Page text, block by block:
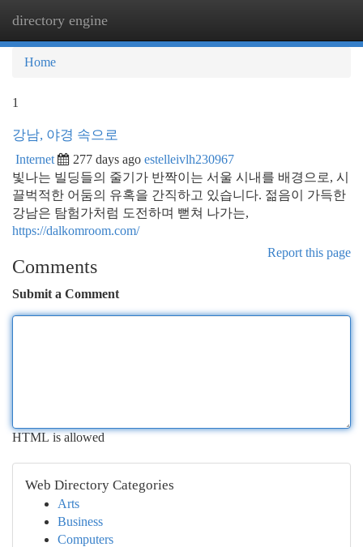
directory engine
Home
1
강남, 야경 속으로
Internet 277 days ago estelleivlh230967
빛나는 빌딩들의 줄기가 반짝이는 서울 시내를 배경으로, 시
끌벅적한 어둠의 유혹을 간직하고 있습니다. 젊음이 가득한
강남은 탐험가처럼 도전하며 뻗쳐 나가는,
https://dalkomroom.com/
Report this page
Comments
Submit a Comment
HTML is allowed
Web Directory Categories
Arts
Business
Computers